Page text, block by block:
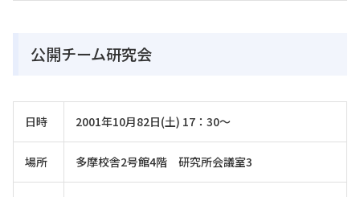
公開チーム研究会
日時 2001年10月82日(土) 17：30～
場所 多摩校舎2号館4階 研究所会議室3